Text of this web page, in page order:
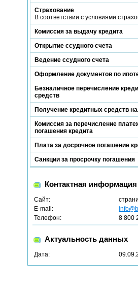
Страхование
В соответствии с условиями
Комиссия за выдачу кредита
Открытие ссудного счета
Ведение ссудного счета
Оформление документов по
Безналичное перечисление
средств
Получение кредитных средств
Комиссия за перечисление
погашения кредита
Плата за досрочное погашение
Санкции за просрочку погашения
Контактная информация
Сайт:
E-mail:
Телефон:
8 800
Актуальность данных
Дата: